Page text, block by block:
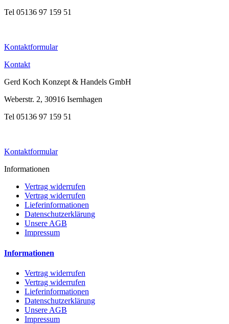
Tel 05136 97 159 51
Kontaktformular
Kontakt
Gerd Koch Konzept & Handels GmbH
Weberstr. 2, 30916 Isernhagen
Tel 05136 97 159 51
Kontaktformular
Informationen
Vertrag widerrufen
Vertrag widerrufen
Lieferinformationen
Datenschutzerklärung
Unsere AGB
Impressum
Informationen
Vertrag widerrufen
Vertrag widerrufen
Lieferinformationen
Datenschutzerklärung
Unsere AGB
Impressum